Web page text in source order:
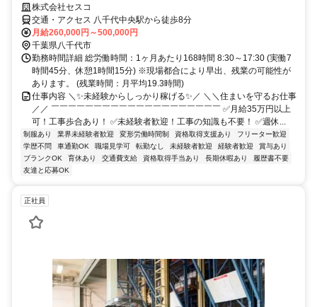
株式会社セスコ
交通・アクセス 八千代中央駅から徒歩8分
月給260,000円～500,000円
千葉県八千代市
勤務時間詳細 総労働時間：1ヶ月あたり168時間 8:30～17:30 (実働7
時間45分、休憩1時間15分) ※現場都合により早出、残業の可能性が
あります。 (残業時間：月平均19.3時間)
仕事内容 ＼✨未経験からしっかり稼げる✨／ ＼＼住まいを守るお仕事
／／ ￣￣￣￣￣￣￣￣￣￣￣￣￣￣￣￣￣￣￣￣ ✅月給35万円以上
可！工事歩合あり！ ✅未経験者歓迎！工事の知識も不要！ ✅週休...
制服あり 業界未経験者歓迎 変形労働時間制 資格取得支援あり
フリーター歓迎
学歴不問
車通勤OK 職場見学可 転勤なし 未経験者歓迎 経験者歓迎
賞与あり
ブランクOK
育休あり 交通費支給 資格取得手当あり 長期休暇あり
履歴書不要
友達と応募OK
正社員